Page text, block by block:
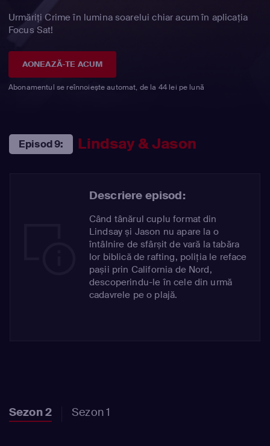
Urmăriți Crime în lumina soarelui chiar acum în aplicația
Focus Sat!
AONEAZĂ-TE ACUM
Abonamentul se reînnoiește automat, de la 44 lei pe lună
Episod 9: Lindsay & Jason
Descriere episod:
Când tânărul cuplu format din
Lindsay și Jason nu apare la o
întâlnire de sfârșit de vară la tabăra
lor biblică de rafting, poliția le reface
pașii prin California de Nord,
descoperindu-le în cele din urmă
cadavrele pe o plajă.
Sezon 2 Sezon 1